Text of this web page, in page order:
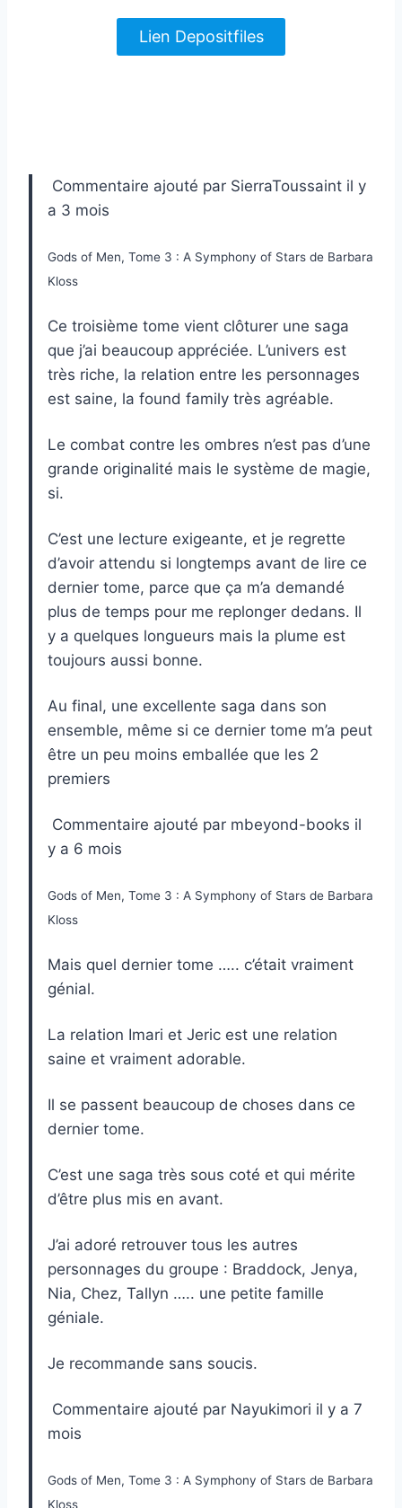
Lien Depositfiles
Commentaire ajouté par SierraToussaint il y
a 3 mois
Gods of Men, Tome 3 : A Symphony of Stars de Barbara
Kloss
Ce troisième tome vient clôturer une saga
que j’ai beaucoup appréciée. L’univers est
très riche, la relation entre les personnages
est saine, la found family très agréable.
Le combat contre les ombres n’est pas d’une
grande originalité mais le système de magie,
si.
C’est une lecture exigeante, et je regrette
d’avoir attendu si longtemps avant de lire ce
dernier tome, parce que ça m’a demandé
plus de temps pour me replonger dedans. Il
y a quelques longueurs mais la plume est
toujours aussi bonne.
Au final, une excellente saga dans son
ensemble, même si ce dernier tome m’a peut
être un peu moins emballée que les 2
premiers
Commentaire ajouté par mbeyond-books il
y a 6 mois
Gods of Men, Tome 3 : A Symphony of Stars de Barbara
Kloss
Mais quel dernier tome ….. c’était vraiment
génial.
La relation Imari et Jeric est une relation
saine et vraiment adorable.
Il se passent beaucoup de choses dans ce
dernier tome.
C’est une saga très sous coté et qui mérite
d’être plus mis en avant.
J’ai adoré retrouver tous les autres
personnages du groupe : Braddock, Jenya,
Nia, Chez, Tallyn ….. une petite famille
géniale.
Je recommande sans soucis.
Commentaire ajouté par Nayukimori il y a 7
mois
Gods of Men, Tome 3 : A Symphony of Stars de Barbara
Kloss